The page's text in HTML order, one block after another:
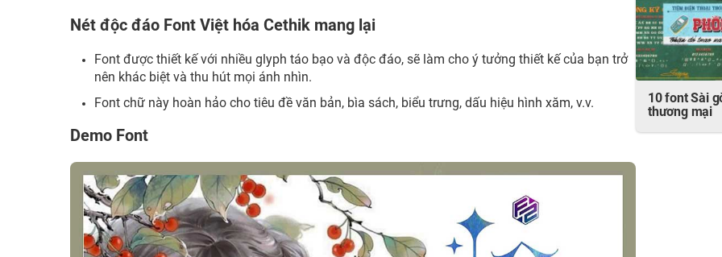
Nét độc đáo Font Việt hóa Cethik mang lại
Font được thiết kế với nhiều glyph táo bạo và độc đáo, sẽ làm cho ý tưởng thiết kế của bạn trở
nên khác biệt và thu hút mọi ánh nhìn.
Font chữ này hoàn hảo cho tiêu đề văn bản, bìa sách, biểu trưng, dấu hiệu hình xăm, v.v.
Demo Font
10 font Sài
thương mại